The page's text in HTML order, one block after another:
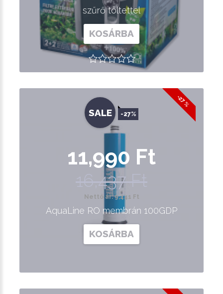
szűrő töltettel
KOSÁRBA
-27 %
SALE -27%
11,990 Ft
16,437 Ft
Nettó ár: 9,441 Ft
AquaLine RO membrán 100GDP
KOSÁRBA